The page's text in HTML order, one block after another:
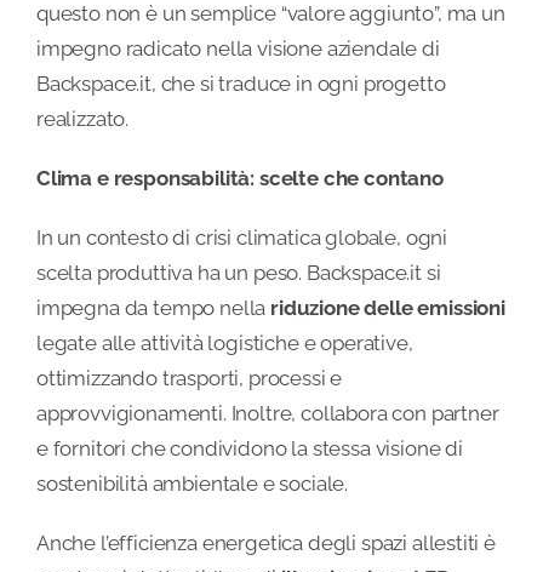
questo non è un semplice “valore aggiunto”, ma un
impegno radicato nella visione aziendale di
Backspace.it, che si traduce in ogni progetto
realizzato.
Clima e responsabilità: scelte che contano
In un contesto di crisi climatica globale, ogni
scelta produttiva ha un peso. Backspace.it si
impegna da tempo nella riduzione delle emissioni
legate alle attività logistiche e operative,
ottimizzando trasporti, processi e
approvvigionamenti. Inoltre, collabora con partner
e fornitori che condividono la stessa visione di
sostenibilità ambientale e sociale.
Anche l’efficienza energetica degli spazi allestiti è